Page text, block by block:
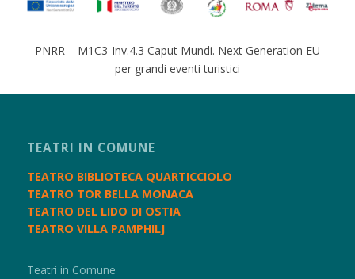
PNRR – M1C3-Inv.4.3 Caput Mundi. Next Generation EU
per grandi eventi turistici
TEATRI IN COMUNE
TEATRO BIBLIOTECA QUARTICCIOLO
TEATRO TOR BELLA MONACA
TEATRO DEL LIDO DI OSTIA
TEATRO VILLA PAMPHILJ
Teatri in Comune